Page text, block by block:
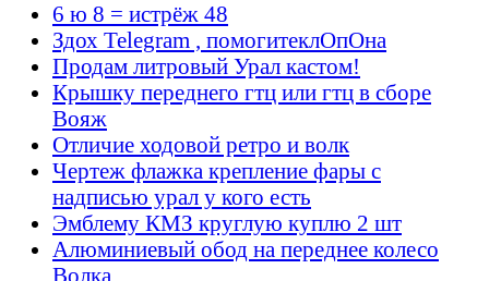
6 ю 8 = истрёж 48
Здох Telegram , помогитеклОпОна
Продам литровый Урал кастом!
Крышку переднего гтц или гтц в сборе
Вояж
Отличие ходовой ретро и волк
Чертеж флажка крепление фары с
надписью урал у кого есть
Эмблему КМЗ круглую куплю 2 шт
Алюминиевый обод на переднее колесо
Волка